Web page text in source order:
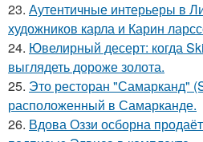
23. Аутентичные интерьеры в
художников карла и Карин
24. Ювелирный десерт: когда
выглядеть дороже золота.
25. Это ресторан "Самарканд"
расположенный в Самарканде.
26. Вдова Оззи осборна